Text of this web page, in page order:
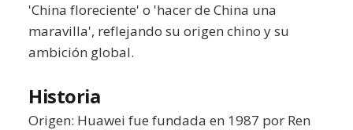
'China floreciente' o 'hacer de China una
maravilla', reflejando su origen chino y su
ambición global.
Historia
Origen: Huawei fue fundada en 1987 por Ren